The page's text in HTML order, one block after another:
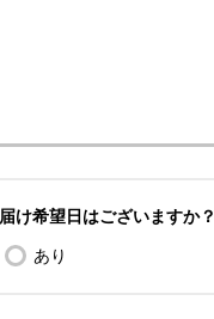
け希望日はございますか？
あり